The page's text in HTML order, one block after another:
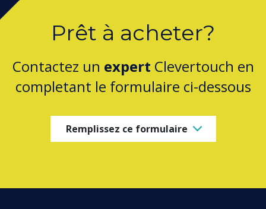
Prêt à acheter?
Contactez un expert Clevertouch en
completant le formulaire ci-dessous
Remplissez ce formulaire